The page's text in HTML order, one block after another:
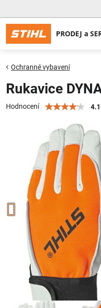
Ochranné vybavení
Rukavice
Hodnocení